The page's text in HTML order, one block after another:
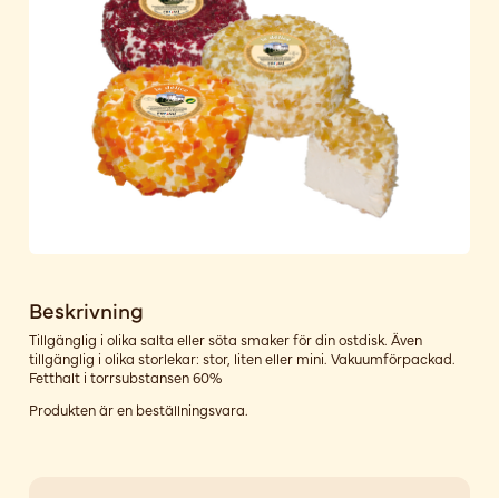
Beskrivning
Tillgänglig i olika salta eller söta smaker för din ostdisk. Även
tillgänglig i olika storlekar: stor, liten eller mini. Vakuumförpackad.
Fetthalt i torrsubstansen 60%
Produkten är en beställningsvara.